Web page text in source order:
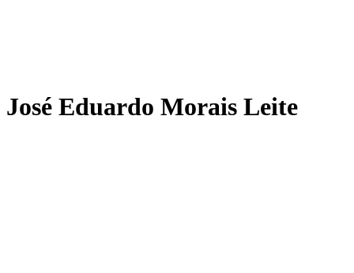
José Eduardo Morais Leite